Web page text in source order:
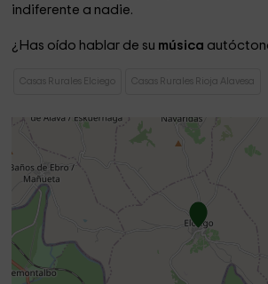
indiferente a nadie.
¿Has oído hablar de su música
Casas Rurales Elciego Casas Rurales Rioja Alavesa